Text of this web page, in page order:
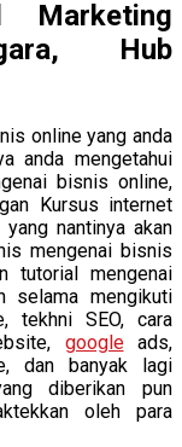
Marketing
Hub
online yang anda
anda mengetahui
bisnis online,
Kursus internet
nantinya akan
mengenai bisnis
tutorial mengenai
selama mengikuti
tekhni SEO, cara
googleads,
dan banyak lagi
diberikan pun
oleh para